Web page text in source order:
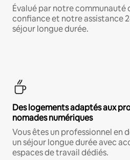
Évalué par notre communauté
confiance et notre assistance
séjour longue durée.
Des logements adaptés aux
nomades numériques
Vous êtes un professionnel en
un séjour longue durée avec
espaces de travail dédiés.